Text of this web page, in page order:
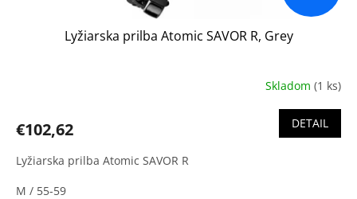
Lyžiarska prilba Atomic SAVOR R, Grey
Skladom (1 ks)
€102,62 DETAIL
Lyžiarska prilba Atomic SAVOR R
M / 55-59